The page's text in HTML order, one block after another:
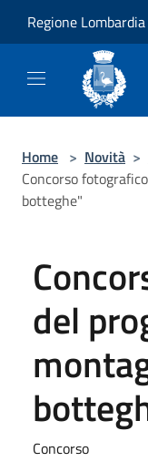
Regione Lombardia
Home > Novità >
Concorso
botteghe"
del
Concorso